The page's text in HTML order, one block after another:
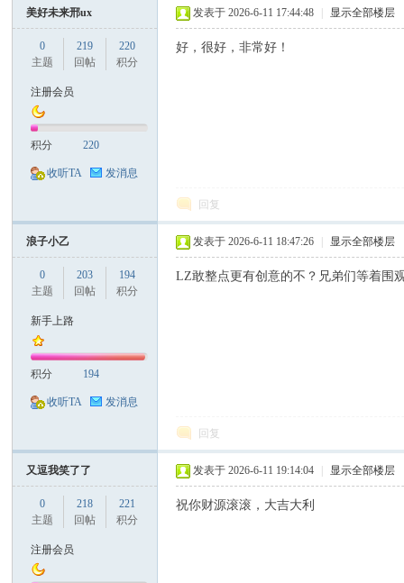
美好未来邢ux
0
主题
219
回帖
220
积分
注册会员
积分 220
收听TA 发消息
发表于 2026-6-11 17:44:48 显示全部楼层
好，很好，非常好！
回复
浪子小乙
0
主题
203
回帖
194
积分
新手上路
积分 194
收听TA 发消息
发表于 2026-6-11 18:47:26 显示全部楼层
LZ敢整点更有创意的不？兄弟们等着围
回复
又逗我笑了了
0
主题
218
回帖
221
积分
注册会员
发表于 2026-6-11 19:14:04 显示全部楼层
祝你财源滚滚，大吉大利